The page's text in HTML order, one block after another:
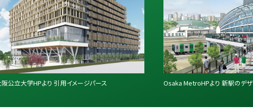
公立大学HPより 引用イメージパース Osaka MetroHPより 新駅のデザ